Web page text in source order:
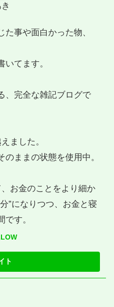
事や面白かった物、
いてます。
、完全な雑記ブログで
ました。
ままの状態を使用中。
お金のことをより細か
”になりつつ、お金と寝
す。